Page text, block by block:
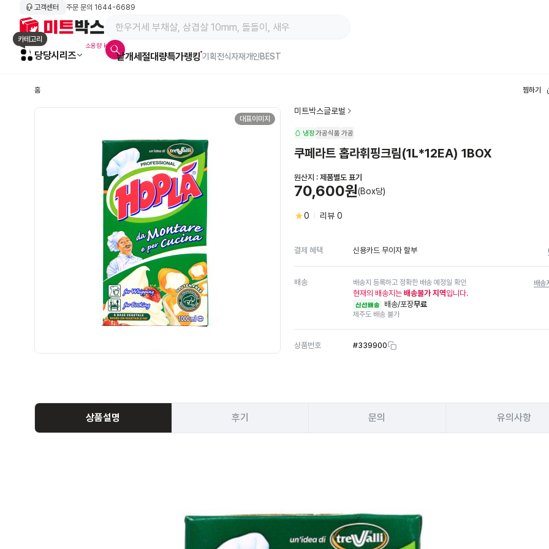
고객센터 주문 문의 1644-6689
메인 페이지 바로가기
카테고리
당당시리즈
소용량 kg육
낱개세절대량특가랭킹알람아이콘
기획전식자재개인BEST
홈 찜하기
대표이미지
미트박스글로벌
냉장가공식품 가공
쿠페라트 홉라휘핑크림(1L*12EA) 1BOX
원산지 : 제품별도 표기
70,600원(Box당)
0 리뷰 0
결제 혜택 신용카드 무이자 할부
배송 배송지 등록하고 정확한 배송 예정일 확인 배송
현재의 배송지는 배송불가 지역입니다.
신선배송 배송/포장무료
제주도 배송 불가
상품번호 #339900
상품설명 후기 문의 유의사항